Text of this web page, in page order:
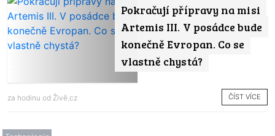
Pokračují přípravy na misi
Artemis III. V posádce bude
konečně Evropan. Co se
vlastně chystá?
za hodinu od Živě.cz ČÍST VÍCE